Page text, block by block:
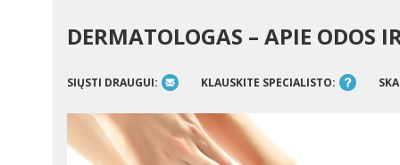
DERMATOLOGAS – APIE ODOS
SIŲSTI DRAUGUI: KLAUSKITE SPECIALISTO: